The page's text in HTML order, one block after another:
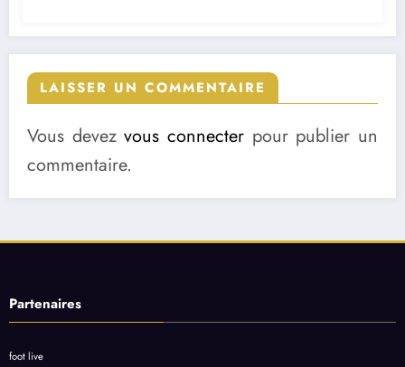
LAISSER UN COMMENTAIRE
Vous devezvous connecter pour publier un
commentaire.
Partenaires
foot live